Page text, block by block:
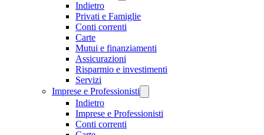
Indietro
Privati e Famiglie
Conti correnti
Carte
Mutui e finanziamenti
Assicurazioni
Risparmio e investimenti
Servizi
Imprese e Professionisti
Indietro
Imprese e Professionisti
Conti correnti